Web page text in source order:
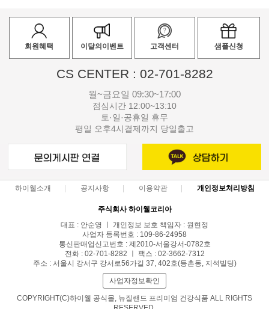
회원혜택 이달의이벤트 고객센터 샘플신청
CS CENTER : 02-701-8282
월~금요일 09:30~17:00
점심시간 12:00~13:10
토·일·공휴일 휴무
평일 오후4시결제까지 당일출고
하이웰소개 공지사항 이용약관 개인정보처리방침
주식회사 하이웰코리아
대표 : 안순영 ㅣ 개인정보 보호 책임자 : 원현정
사업자 등록번호 : 109-86-24958
통신판매업신고번호 : 제2010-서울강서-0782호
전화 : 02-701-8282 ㅣ 팩스 : 02-3662-7312
주소 : 서울시 강서구 강서로56가길 37, 402호(등촌동, 지석빌딩)
사업자정보확인
COPYRIGHT(C)하이웰 공식몰, 뉴질랜드 프리미엄 건강식품 ALL RIGHTS